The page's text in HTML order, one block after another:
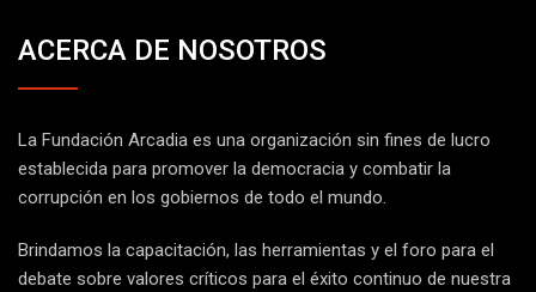
ACERCA DE NOSOTROS
La Fundación Arcadia es una organización sin fines de lucro
establecida para promover la democracia y combatir la
corrupción en los gobiernos de todo el mundo.
Brindamos la capacitación, las herramientas y el foro para el
debate sobre valores críticos para el éxito continuo de nuestra